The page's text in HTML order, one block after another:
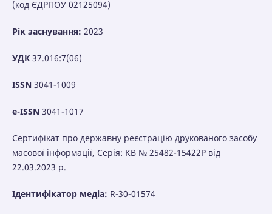
(код ЄДРПОУ 02125094)
Рік заснування: 2023
УДК37.016:7(06)
ISSN3041-1009
e-ISSN 3041-1017
Сертифікат про державну реєстрацію друкованого засобу
масової інформації, Серія: КВ № 25482-15422Р від
22.03.2023 р.
Ідентифікатор медіа: R-30-01574